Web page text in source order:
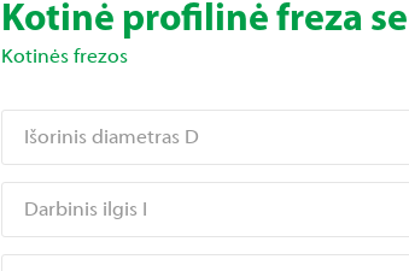
Kotinė profilinė freza
Kotinės frezos
Išorinis diametras D
Darbinis ilgis I